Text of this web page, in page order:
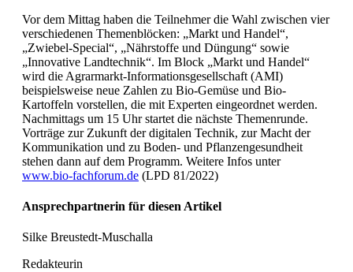
Vor dem Mittag haben die Teilnehmer die Wahl zwischen vier
verschiedenen Themenblöcken: „Markt und Handel“,
„Zwiebel-Special“, „Nährstoffe und Düngung“ sowie
„Innovative Landtechnik“. Im Block „Markt und Handel“
wird die Agrarmarkt-Informationsgesellschaft (AMI)
beispielsweise neue Zahlen zu Bio-Gemüse und Bio-
Kartoffeln vorstellen, die mit Experten eingeordnet werden.
Nachmittags um 15 Uhr startet die nächste Themenrunde.
Vorträge zur Zukunft der digitalen Technik, zur Macht der
Kommunikation und zu Boden- und Pflanzengesundheit
stehen dann auf dem Programm. Weitere Infos unter
www.bio-fachforum.de (LPD 81/2022)
Ansprechpartnerin für diesen Artikel
Silke Breustedt-Muschalla
Redakteurin